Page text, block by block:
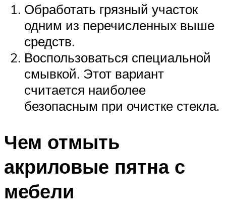
Обработать грязный участок
одним из перечисленных выше
средств.
Воспользоваться специальной
смывкой. Этот вариант
считается наиболее
безопасным при очистке стекла.
Чем отмыть
акриловые пятна с
мебели